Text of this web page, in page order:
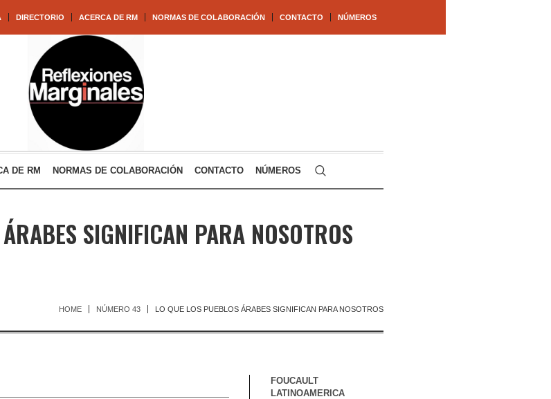
DIRECTORIO ACERCA DE RM NORMAS DE COLABORACIÓN CONTACTO NÚMEROS
DE RM NORMAS DE COLABORACIÓN CONTACTO NÚMEROS
SIGNIFICAN PARA NOSOTROS
HOME NÚMERO 43 LO QUE LOS PUEBLOS ÁRABES SIGNIFICAN PARA NOSOTROS
FOUCAULT
LATINOAMERICA